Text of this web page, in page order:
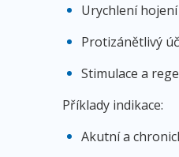
Urychlení hojení
Protizánětlivý
Stimulace a
Příklady indikace:
Akutní a